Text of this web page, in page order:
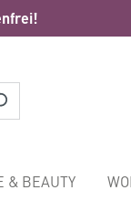
& BEAUTY